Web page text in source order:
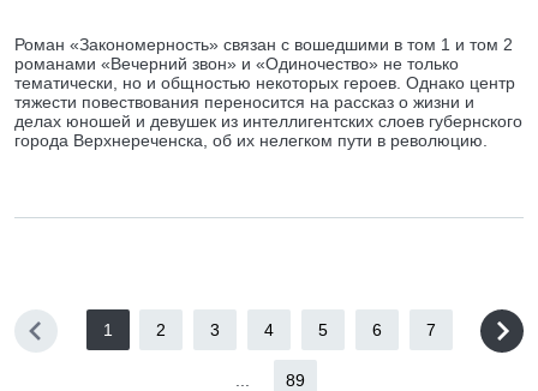
Роман «Закономерность» связан с вошедшими в том 1 и том 2
романами «Вечерний звон» и «Одиночество» не только
тематически, но и общностью некоторых героев. Однако центр
тяжести повествования переносится на рассказ о жизни и
делах юношей и девушек из интеллигентских слоев губернского
города Верхнереченска, об их нелегком пути в революцию.
1 2 3 4 5 6 7
89